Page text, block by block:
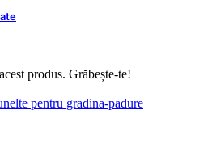
produs. Grăbește-te!
pentru gradina-padure